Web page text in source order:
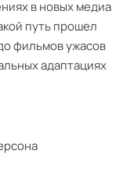
в новых медиа
путь прошел
фильмов ужасов
адаптациях